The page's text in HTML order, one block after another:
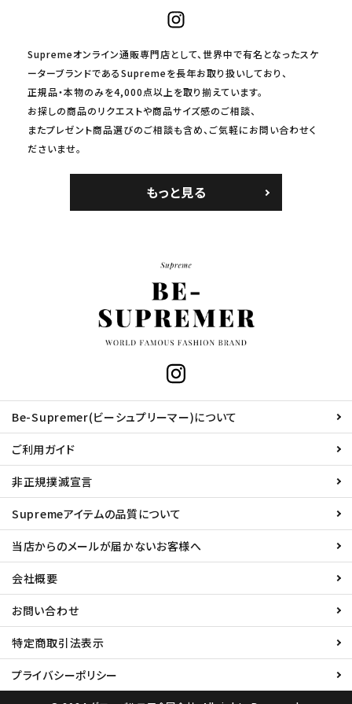
Supremeオンライン通販専門店として、世界中で有名となったスケ
ーターブランドであるSupremeを長年お取り扱いしており、
正規品・本物のみを4,000点以上を取り揃えています。
お探しの商品のリクエストや商品サイズ感のご相談、
またプレゼント商品選びのご相談も含め、ご気軽にお問い合わせく
ださいませ。
もっと見る
Be-Supremer(ビーシュプリーマー)について
ご利用ガイド
非正規撲滅宣言
Supremeアイテムの品質について
当店からのメールが届かないお客様へ
会社概要
お問い合わせ
特定商取引法表示
プライバシーポリシー